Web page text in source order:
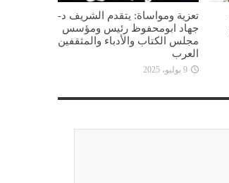
تعزية ومواساة: يتقدم الشريف د-
جهاد ابومحفوظ رئيس ومؤسس
مجلس الكتاب والأدباء والمثقفين
العرب
9 يوليو، 2025